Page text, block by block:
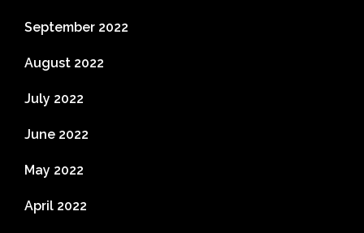
September 2022
August 2022
July 2022
June 2022
May 2022
April 2022